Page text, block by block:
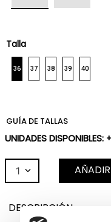
Talla
36 37 38 39 40
GUÍA DE TALLAS
UNIDADES DISPONIBLES:
1
DESCRIPCIÓN